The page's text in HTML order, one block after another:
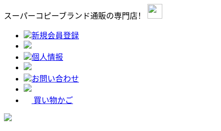
スーパーコピーブランド通販の専門店！
新規会員登録
個人情报
お問い合わせ
買い物かご